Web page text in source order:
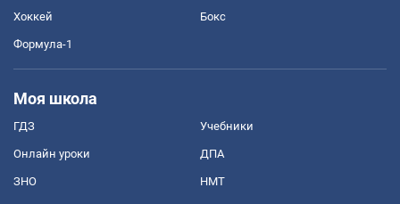
Хоккей Бокс
Формула-1
Моя школа
ГДЗ Учебники
Онлайн уроки ДПА
ЗНО НМТ